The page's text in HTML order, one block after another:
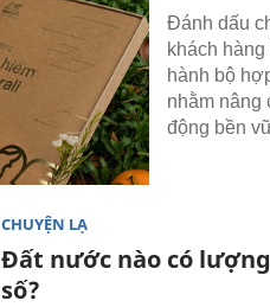
Đánh dấu
khách
hành bộ
nhằm nâng
động bền
CHUYỆN LẠ
Đất nước nào có
số?